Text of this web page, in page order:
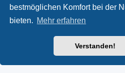
bestmöglichen Komfort bei der
bieten. Mehr erfahren
Verstanden!